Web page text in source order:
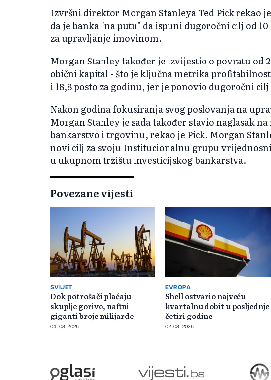
Izvršni direktor Morgan Stanleya Ted Pick rekao
da je banka "na putu" da ispuni dugoročni cilj od
za upravljanje imovinom.
Morgan Stanley također je izvijestio o povratu od
obični kapital - što je ključna metrika
i 18,8 posto za godinu, jer je ponovio dugoročni cilj
Nakon godina fokusiranja svog poslovanja na
Morgan Stanley je sada također stavio naglasak
bankarstvo i trgovinu, rekao je Pick. Morgan
novi cilj za svoju Institucionalnu grupu
u ukupnom tržištu investicijskog bankarstva.
Povezane vijesti
SVIJET
Dok potrošači plaćaju
skuplje gorivo, naftni
giganti broje milijarde
04. 08. 2026.
EVROPA
Shell ostvario najveću
kvartalnu dobit u posljednje
četiri godine
02. 08. 2026.